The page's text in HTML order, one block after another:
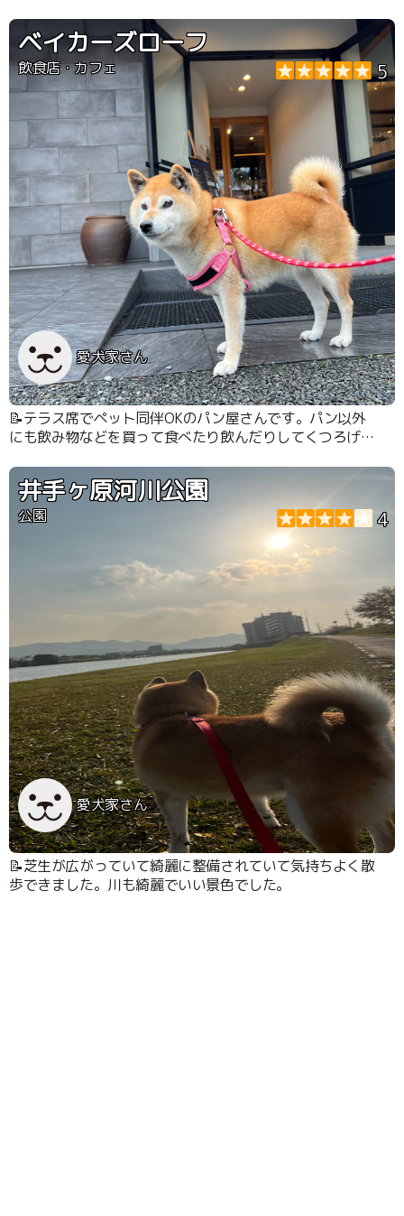
ベイカーズローフ
飲食店・カフェ 5
愛犬家さん
📝テラス席でペット同伴OKのパン屋さんです。パン以外
にも飲み物などを買って食べたり飲んだりしてくつろげま
井手ヶ原河川公園
公園 4
愛犬家さん
📝芝生が広がっていて綺麗に整備されていて気持ちよく散
歩できました。川も綺麗でいい景色でした。